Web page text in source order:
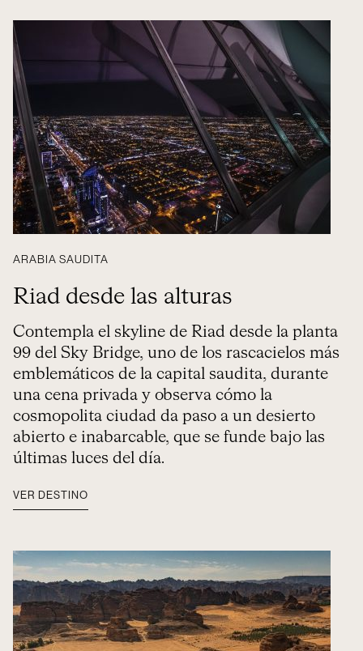
ARABIA SAUDITA
Riad desde las alturas
Contempla el skyline de Riad desde la planta
99 del Sky Bridge, uno de los rascacielos más
emblemáticos de la capital saudita, durante
una cena privada y observa cómo la
cosmopolita ciudad da paso a un desierto
abierto e inabarcable, que se funde bajo las
últimas luces del día.
VER DESTINO